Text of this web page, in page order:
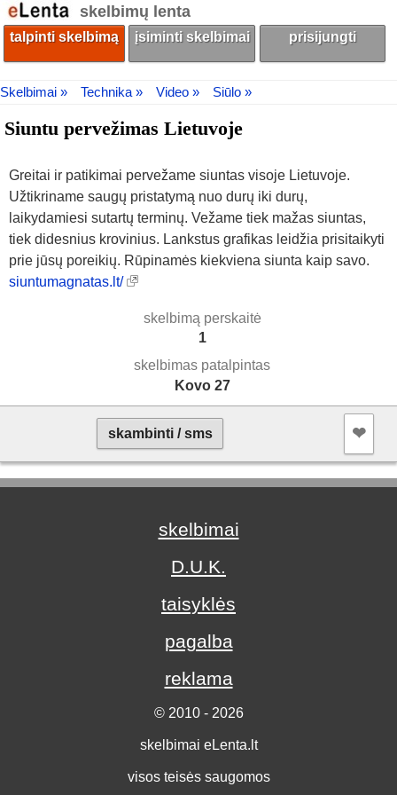
skelbimų lenta
talpinti skelbimą įsiminti skelbimai prisijungti
Skelbimai » Technika » Video » Siūlo »
Siuntu pervežimas Lietuvoje
Greitai ir patikimai pervežame siuntas visoje Lietuvoje.
Užtikriname saugų pristatymą nuo durų iki durų,
laikydamiesi sutartų terminų. Vežame tiek mažas siuntas,
tiek didesnius krovinius. Lankstus grafikas leidžia prisitaikyti
prie jūsų poreikių. Rūpinamės kiekviena siunta kaip savo.
siuntumagnatas.lt/
skelbimą perskaitė
1
skelbimas patalpintas
Kovo 27
skambinti / sms ❤︎
skelbimai
D.U.K.
taisyklės
pagalba
reklama
© 2010 - 2026
skelbimai eLenta.lt
visos teisės saugomos